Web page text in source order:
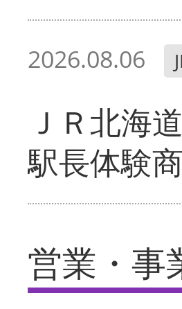
2026.08.06
ＪＲ北海
駅長体験
営業・事